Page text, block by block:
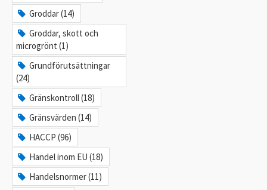
Groddar (14)
Groddar, skott och
microgrönt (1)
Grundförutsättningar
(24)
Gränskontroll (18)
Gränsvärden (14)
HACCP (96)
Handel inom EU (18)
Handelsnormer (11)